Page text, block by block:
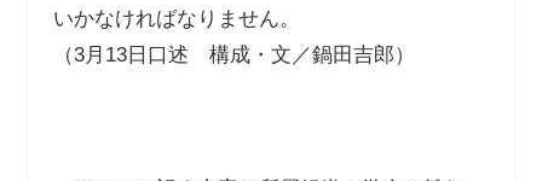
いかなければなりません。
（3月13日口述 構成・文／鍋田吉郎）